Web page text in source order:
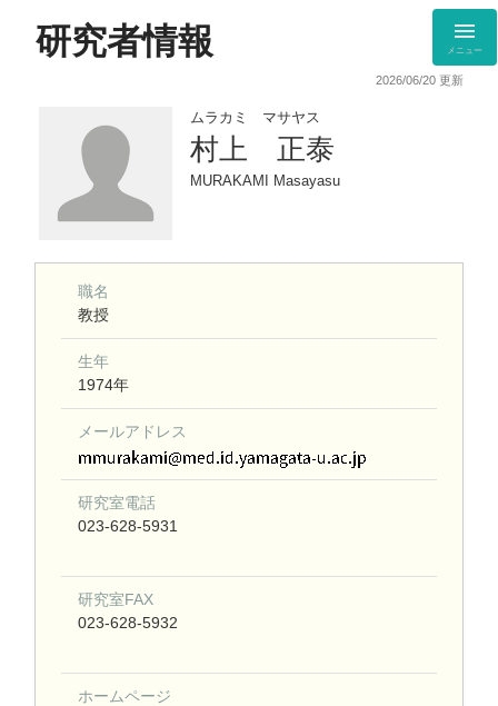
研究者情報 メニュー
2026/06/20 更新
ムラカミ マサヤス
村上 正泰
MURAKAMI Masayasu
職名
教授
生年
1974年
メールアドレス
研究室電話
023-628-5931
研究室FAX
023-628-5932
ホームページ